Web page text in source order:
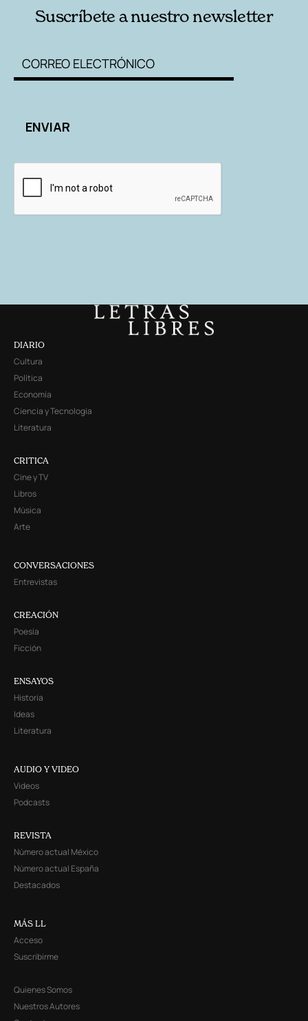
Suscríbete a nuestro newsletter
DIARIO
Cultura
Política
Economía
Ciencia y Tecnología
Literatura
CRITICA
Cine y TV
Libros
Música
Arte
CONVERSACIONES
Entrevistas
CREACIÓN
Poesía
Ficción
ENSAYOS
Historia
Ideas
Literatura
AUDIO Y VIDEO
Videos
Podcasts
REVISTA
Número actual México
Número actual España
Destacados
MÁS LL
Acceso
Suscribirme
Quienes Somos
Nuestros Autores